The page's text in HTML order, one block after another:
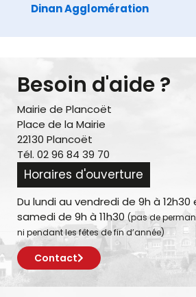
Dinan Agglomération
Besoin d'aide ?
Mairie de Plancoët
Place de la Mairie
22130 Plancoët
Tél. 02 96 84 39 70
Horaires d'ouverture
Du lundi au vendredi de 9h à 12h30
samedi de 9h à 11h30 (pas de
ni pendant les fêtes de fin d’année)
Contact